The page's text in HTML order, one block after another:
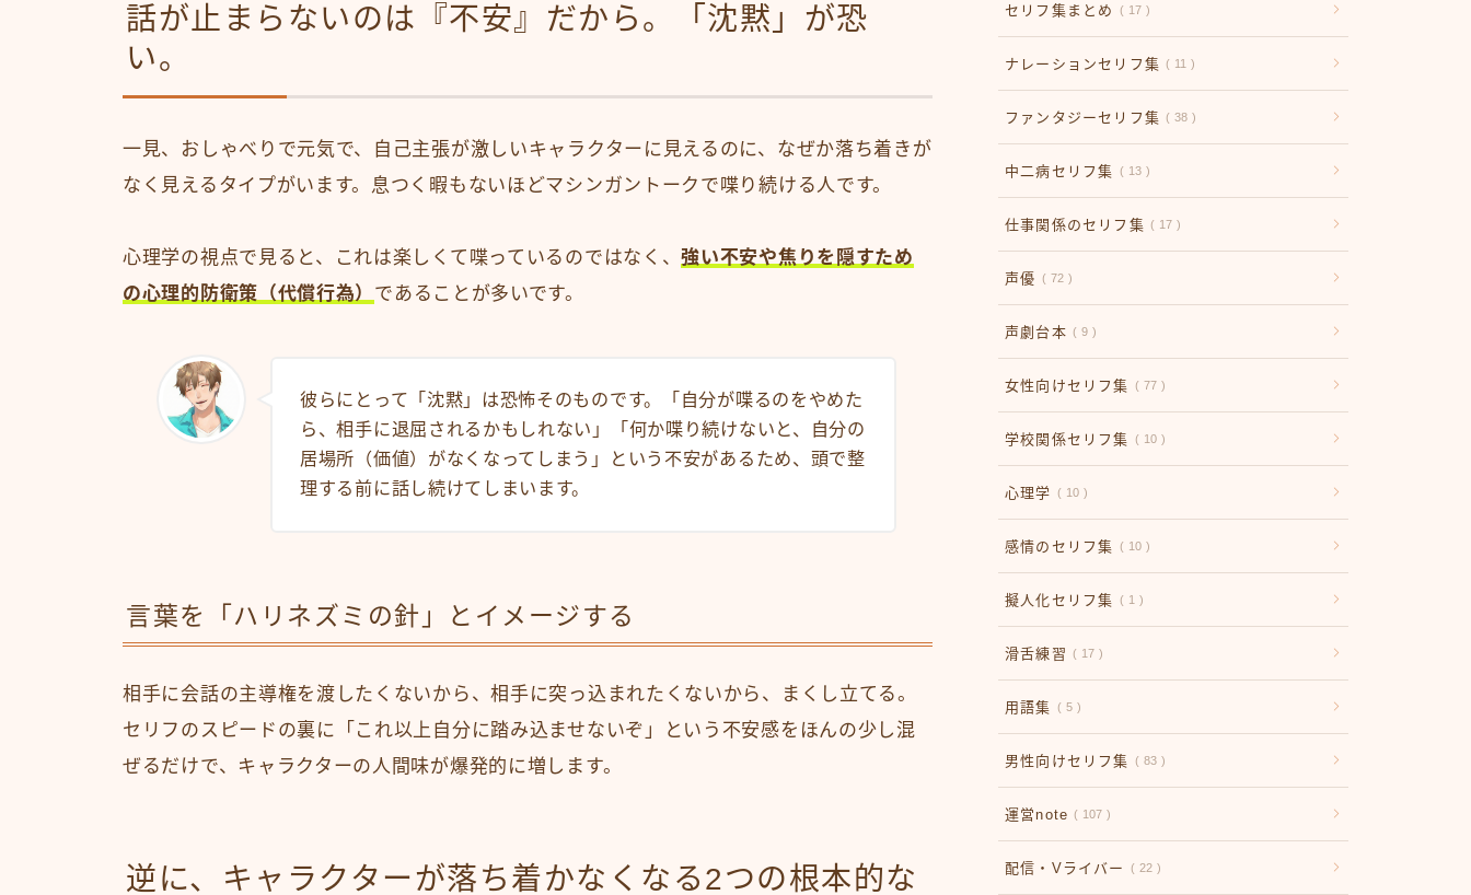
話が止まらないのは『不安』だから。「沈黙」が恐
い。
一見、おしゃべりで元気で、自己主張が激しいキャラクターに見えるのに、なぜか落ち着きが
なく見えるタイプがいます。息つく暇もないほどマシンガントークで喋り続ける人です。
心理学の視点で見ると、これは楽しくて喋っているのではなく、強い不安や焦りを隠すため
の心理的防衛策（代償行為） であることが多いです。
彼らにとって「沈黙」は恐怖そのものです。「自分が喋るのをやめた
ら、相手に退屈されるかもしれない」「何か喋り続けないと、自分の
居場所（価値）がなくなってしまう」という不安があるため、頭で整
理する前に話し続けてしまいます。
言葉を「ハリネズミの針」とイメージする
相手に会話の主導権を渡したくないから、相手に突っ込まれたくないから、まくし立てる。
セリフのスピードの裏に「これ以上自分に踏み込ませないぞ」という不安感をほんの少し混
ぜるだけで、キャラクターの人間味が爆発的に増します。
逆に、キャラクターが落ち着かなくなる2つの根本的な
セリフ集まとめ 17
ナレーションセリフ集 11
ファンタジーセリフ集 38
中二病セリフ集 13
仕事関係のセリフ集 17
声優 72
声劇台本 9
女性向けセリフ集 77
学校関係セリフ集 10
心理学 10
感情のセリフ集 10
擬人化セリフ集 1
滑舌練習 17
用語集 5
男性向けセリフ集 83
運営note 107
配信・Vライバー 22